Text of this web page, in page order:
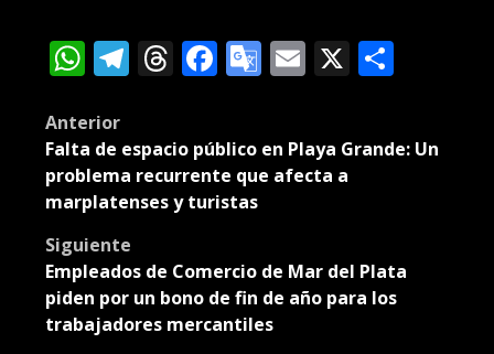
WhatsApp
Telegram
Threads
Facebook
Google
Email
X
Post
navigation
Anterior
Falta de espacio público en Playa Grande: Un
problema recurrente que afecta a
marplatenses y turistas
Siguiente
Empleados de Comercio de Mar del Plata
piden por un bono de fin de año para los
trabajadores mercantiles